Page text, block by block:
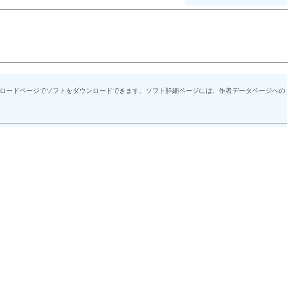
ドページでソフトをダウンロードできます。ソフト詳細ページには、作者データページへの